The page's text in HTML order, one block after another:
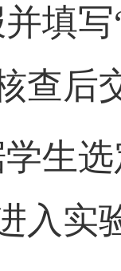
填写
查后
学生
入实